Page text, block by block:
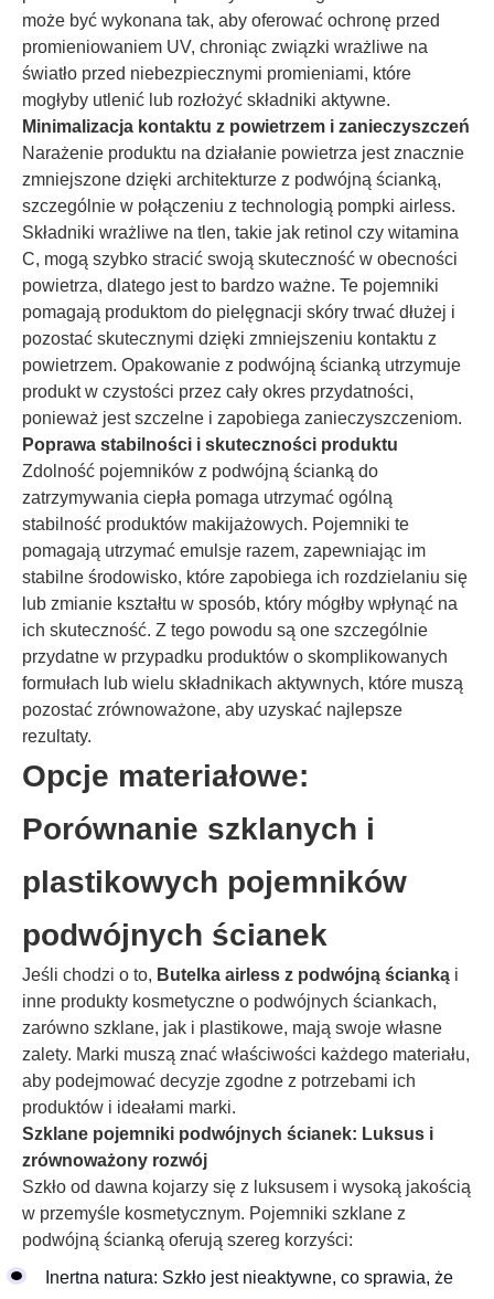
może być wykonana tak, aby oferować ochronę przed
promieniowaniem UV, chroniąc związki wrażliwe na
światło przed niebezpiecznymi promieniami, które
mogłyby utlenić lub rozłożyć składniki aktywne.
Minimalizacja kontaktu z powietrzem i zanieczyszczeń
Narażenie produktu na działanie powietrza jest znacznie
zmniejszone dzięki architekturze z podwójną ścianką,
szczególnie w połączeniu z technologią pompki airless.
Składniki wrażliwe na tlen, takie jak retinol czy witamina
C, mogą szybko stracić swoją skuteczność w obecności
powietrza, dlatego jest to bardzo ważne. Te pojemniki
pomagają produktom do pielęgnacji skóry trwać dłużej i
pozostać skutecznymi dzięki zmniejszeniu kontaktu z
powietrzem. Opakowanie z podwójną ścianką utrzymuje
produkt w czystości przez cały okres przydatności,
ponieważ jest szczelne i zapobiega zanieczyszczeniom.
Poprawa stabilności i skuteczności produktu
Zdolność pojemników z podwójną ścianką do
zatrzymywania ciepła pomaga utrzymać ogólną
stabilność produktów makijażowych. Pojemniki te
pomagają utrzymać emulsje razem, zapewniając im
stabilne środowisko, które zapobiega ich rozdzielaniu się
lub zmianie kształtu w sposób, który mógłby wpłynąć na
ich skuteczność. Z tego powodu są one szczególnie
przydatne w przypadku produktów o skomplikowanych
formułach lub wielu składnikach aktywnych, które muszą
pozostać zrównoważone, aby uzyskać najlepsze
rezultaty.
Opcje materiałowe:
Porównanie szklanych i
plastikowych pojemników
podwójnych ścianek
Jeśli chodzi o to, Butelka airless z podwójną ścianką i
inne produkty kosmetyczne o podwójnych ściankach,
zarówno szklane, jak i plastikowe, mają swoje własne
zalety. Marki muszą znać właściwości każdego materiału,
aby podejmować decyzje zgodne z potrzebami ich
produktów i ideałami marki.
Szklane pojemniki podwójnych ścianek: Luksus i
zrównoważony rozwój
Szkło od dawna kojarzy się z luksusem i wysoką jakością
w przemyśle kosmetycznym. Pojemniki szklane z
podwójną ścianką oferują szereg korzyści:
Inertna natura: Szkło jest nieaktywne, co sprawia, że